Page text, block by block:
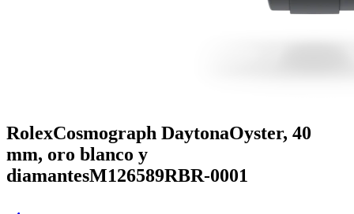
RolexCosmograph DaytonaOyster, 40
mm, oro blanco y
diamantesM126589RBR-0001